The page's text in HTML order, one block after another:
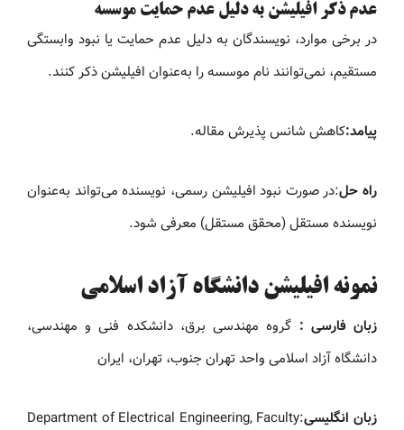
عدم ذکر افیلیشن به دلیل عدم حمایت موسسه
در برخی موارد، نویسندگان به دلیل عدم حمایت یا نبود وابستگی
مستقیم، نمی‌توانند نام موسسه را به‌عنوان افیلیشن ذکر کنند.
پیامد:کاهش شانس پذیرش مقاله.
راه حل:در صورت نبود افیلیشن رسمی، نویسنده می‌تواند به‌عنوان
نویسنده مستقل (محقق مستقل) معرفی شود.
نمونه افیلیشن دانشگاه آزاد اسلامی
زبان فارسی : گروه مهندسی برق، دانشکده فنی و مهندسی،
دانشگاه آزاد اسلامی واحد تهران جنوب، تهران، ایران
زبان انگلیسی :Department of Electrical Engineering, Faculty